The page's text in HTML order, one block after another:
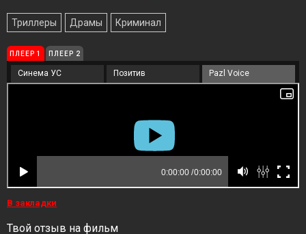
Триллеры Драмы Криминал
ПЛЕЕР 1 ПЛЕЕР 2
Синема УС Позитив Pazl Voice
В закладки
Твой отзыв на фильм